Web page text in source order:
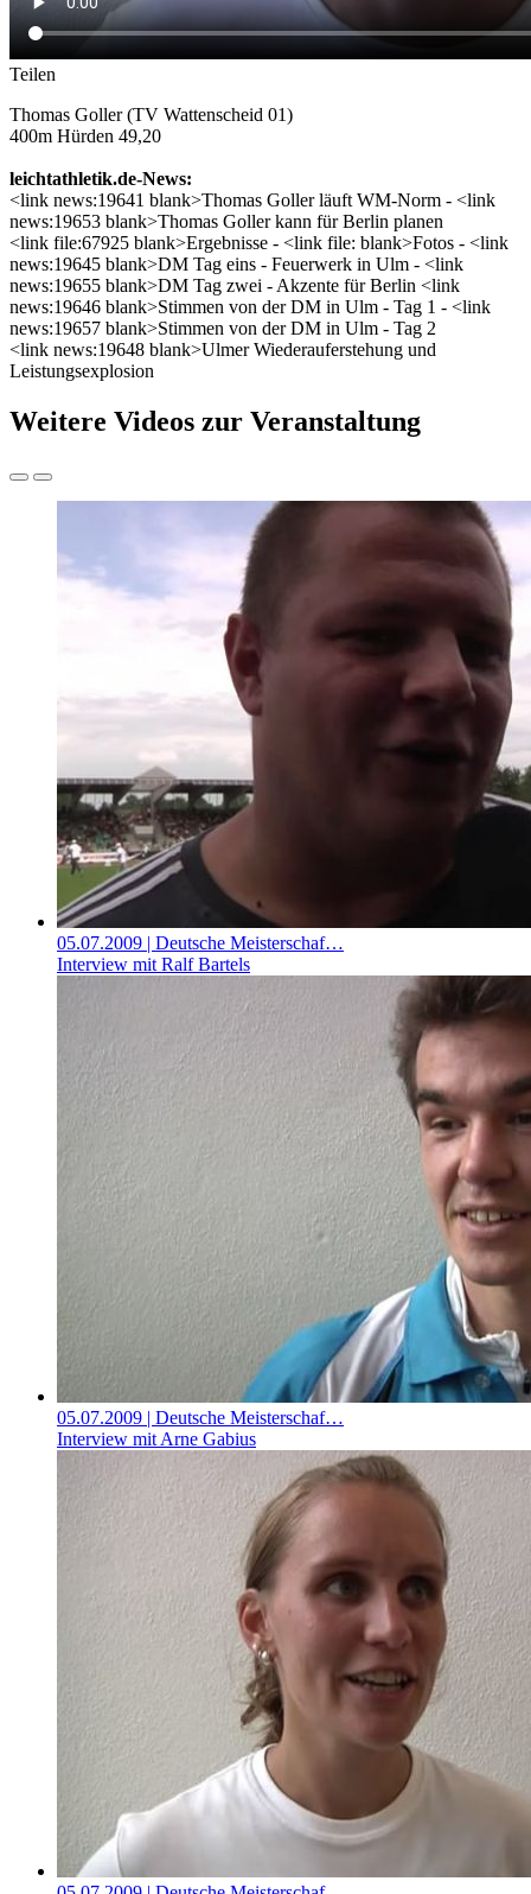
Teilen
Thomas Goller (TV Wattenscheid 01)
400m Hürden 49,20
leichtathletik.de-News:
<link news:19641 blank>Thomas Goller läuft WM-Norm - <link
news:19653 blank>Thomas Goller kann für Berlin planen
<link file:67925 blank>Ergebnisse - <link file: blank>Fotos - <link
news:19645 blank>DM Tag eins - Feuerwerk in Ulm - <link
news:19655 blank>DM Tag zwei - Akzente für Berlin <link
news:19646 blank>Stimmen von der DM in Ulm - Tag 1 - <link
news:19657 blank>Stimmen von der DM in Ulm - Tag 2
<link news:19648 blank>Ulmer Wiederauferstehung und
Leistungsexplosion
Weitere Videos zur Veranstaltung
05.07.2009 | Deutsche Meisterschaf…
Interview mit Ralf Bartels
05.07.2009 | Deutsche Meisterschaf…
Interview mit Arne Gabius